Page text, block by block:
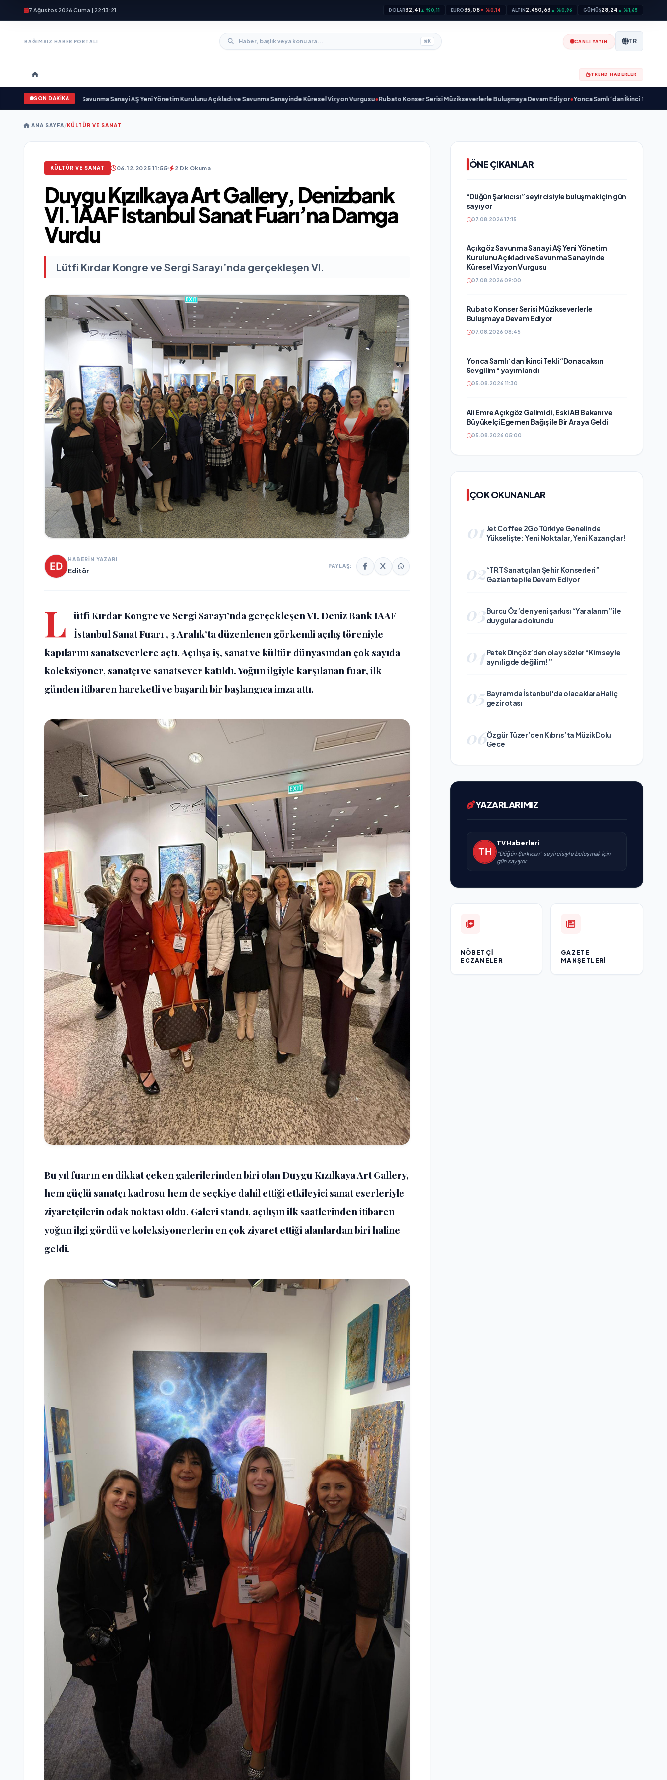
7 Ağustos 2026 Cuma | 22:13:23 DOLAR32,41▲ %0,11 EURO35,08▼ %0,14 ALTIN2.450,63 ▲ %0,96 GÜMÜŞ28,24 ▲ %1,65
BAĞIMSIZ HABER PORTALI ⌘K CANLI YAYIN TR
TREND HABERLER
SON DAKİKA
Açıkgöz Savunma Sanayi AŞ Yeni Yönetim Kurulunu Açıkladı ve Savunma Sanayinde Küresel Vizyon Vurgusu•Rubato Konser Serisi Müzikseverlerle Buluşmaya Devam Ediyor•Yonca Samlı ‘dan İkinci Tekli “Donacaksın
ANA SAYFA/KÜLTÜR VE SANAT
KÜLTÜR VE SANAT 06.12.2025 11:55 2 Dk Okuma
Duygu Kızılkaya Art Gallery, Denizbank
VI. IAAF İstanbul Sanat Fuarı’na Damga
Vurdu
Lütfi Kırdar Kongre ve Sergi Sarayı’nda gerçekleşen VI.
HABERİN YAZARI
Editör
PAYLAŞ:
L
ütfi Kırdar Kongre ve Sergi Sarayı’nda gerçekleşen VI. Deniz Bank IAAF
İstanbul Sanat Fuarı , 3 Aralık’ta düzenlenen görkemli açılış töreniyle
kapılarını sanatseverlere açtı. Açılışa iş, sanat ve kültür dünyasından çok sayıda
koleksiyoner, sanatçı ve sanatsever katıldı. Yoğun ilgiyle karşılanan fuar, ilk
günden itibaren hareketli ve başarılı bir başlangıca imza attı.
Bu yıl fuarın en dikkat çeken galerilerinden biri olan Duygu Kızılkaya Art Gallery,
hem güçlü sanatçı kadrosu hem de seçkiye dahil ettiği etkileyici sanat eserleriyle
ziyaretçilerin odak noktası oldu. Galeri standı, açılışın ilk saatlerinden itibaren
yoğun ilgi gördü ve koleksiyonerlerin en çok ziyaret ettiği alanlardan biri haline
geldi.
ÖNE ÇIKANLAR
“Düğün Şarkıcısı” seyircisiyle buluşmak için gün
sayıyor
07.08.2026 17:15
Açıkgöz Savunma Sanayi AŞ Yeni Yönetim
Kurulunu Açıkladı ve Savunma Sanayinde
Küresel Vizyon Vurgusu
07.08.2026 09:00
Rubato Konser Serisi Müzikseverlerle
Buluşmaya Devam Ediyor
07.08.2026 08:45
Yonca Samlı ‘dan İkinci Tekli “Donacaksın
Sevgilim “ yayımlandı
05.08.2026 11:30
Ali Emre Açıkgöz Galimidi, Eski AB Bakanı ve
Büyükelçi Egemen Bağış ile Bir Araya Geldi
05.08.2026 05:00
ÇOK OKUNANLAR
01 Jet Coffee 2Go Türkiye Genelinde
Yükselişte: Yeni Noktalar, Yeni Kazançlar!
02“TRT Sanatçıları Şehir Konserleri”
Gaziantep ile Devam Ediyor
03Burcu Öz’den yeni şarkısı “Yaralarım” ile
duygulara dokundu
04Petek Dinçöz’den olay sözler “Kimseyle
aynı ligde değilim!”
05 Bayramda İstanbul'da olacaklara Haliç
gezi rotası
06Özgür Tüzer’den Kıbrıs’ta Müzik Dolu
Gece
YAZARLARIMIZ
TV Haberleri
“Düğün Şarkıcısı” seyircisiyle buluşmak için
gün sayıyor
NÖBETÇI
ECZANELER
GAZETE
MANŞETLERI